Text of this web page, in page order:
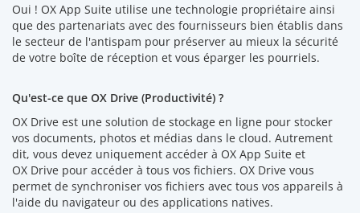
Oui ! OX App Suite utilise une technologie propriétaire ainsi
que des partenariats avec des fournisseurs bien établis dans
le secteur de l'antispam pour préserver au mieux la sécurité
de votre boîte de réception et vous éparger les pourriels.
Qu'est-ce que OX Drive (Productivité) ?
OX Drive est une solution de stockage en ligne pour stocker
vos documents, photos et médias dans le cloud. Autrement
dit, vous devez uniquement accéder à OX App Suite et
OX Drive pour accéder à tous vos fichiers. OX Drive vous
permet de synchroniser vos fichiers avec tous vos appareils à
l'aide du navigateur ou des applications natives.